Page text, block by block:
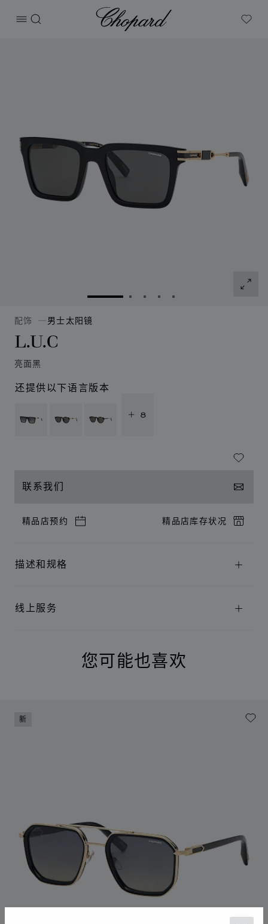
打开菜单
搜索
Chopard
My
转到幻灯片 1转到幻灯片 2
转到幻灯片 3
转到幻灯片 4
转到幻灯片 5
配饰 男士太阳镜
L.U.C
亮面黑
还提供以下语言版本
+ 8
联系我们
精品店预约 精品店库存状况
描述和规格
线上服务
您可能也喜欢
新